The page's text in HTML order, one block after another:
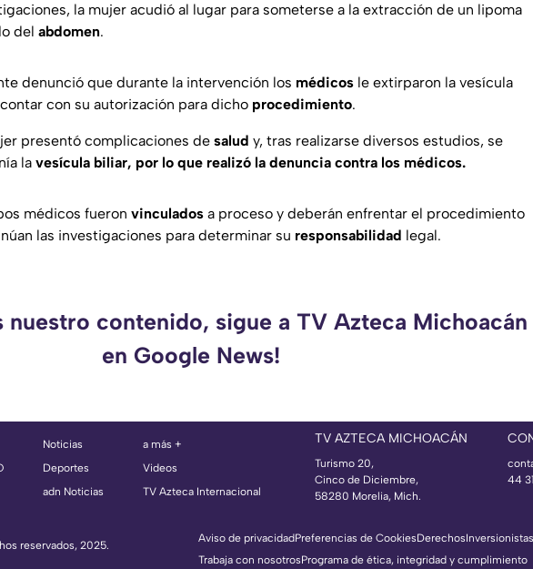
la mujer acudió al lugar para someterse a la extracción de un lipoma
del abdomen.
denunció que durante la intervención los médicos le extirparon la vesícula
con su autorización para dicho procedimiento.
presentó complicaciones de salud y, tras realizarse diversos estudios, se
la vesícula biliar, por lo que realizó la denuncia contra los médicos.
médicos fueron vinculados a proceso y deberán enfrentar el procedimiento
las investigaciones para determinar su responsabilidad legal.
nuestro contenido, sigue a TV Azteca Michoacán
en Google News!
Noticias
Deportes
adn Noticias
a más +
Videos
TV Azteca Internacional
TV AZTECA MICHOACÁN
Turismo 20,
Cinco de Diciembre,
58280 Morelia, Mich.
44
reservados, 2025.
Aviso de privacidadPreferencias de CookiesDerechosInversionistas
Trabaja con nosotrosPrograma de ética, integridad y cumplimiento